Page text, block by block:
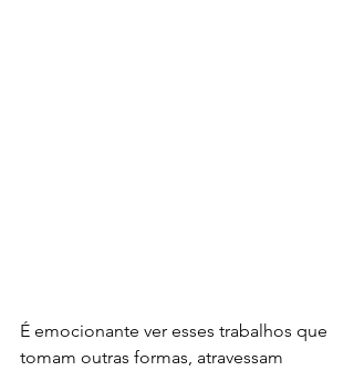
É emocionante ver esses trabalhos que
tomam outras formas, atravessam